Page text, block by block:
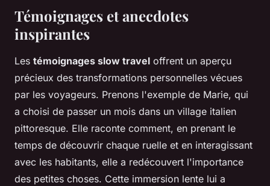
Témoignages et anecdotes
inspirantes
Les témoignages slow travel offrent un aperçu
précieux des transformations personnelles vécues
par les voyageurs. Prenons l'exemple de Marie, qui
a choisi de passer un mois dans un village italien
pittoresque. Elle raconte comment, en prenant le
temps de découvrir chaque ruelle et en interagissant
avec les habitants, elle a redécouvert l'importance
des petites choses. Cette immersion lente lui a